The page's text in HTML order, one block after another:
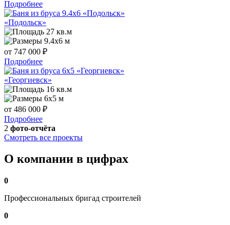
Подробнее
«Подольск»
27 кв.м
9.4x6 м
от 747 000 ₽
Подробнее
«Георгиевск»
16 кв.м
6x5 м
от 486 000 ₽
Подробнее
2 фото-отчёта
Смотреть все проекты
О компании в цифрах
0
Профессиональных бригад строителей
0